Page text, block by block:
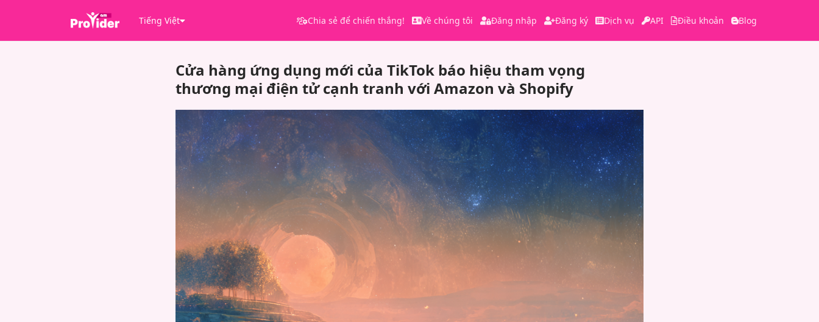
Tiếng Việt Chia sẻ để chiến thắng! Về chúng tôi Đăng nhập Đăng ký Dịch vụ API Điều khoản Blog
Cửa hàng ứng dụng mới của TikTok báo hiệu tham vọng
thương mại điện tử cạnh tranh với Amazon và Shopify